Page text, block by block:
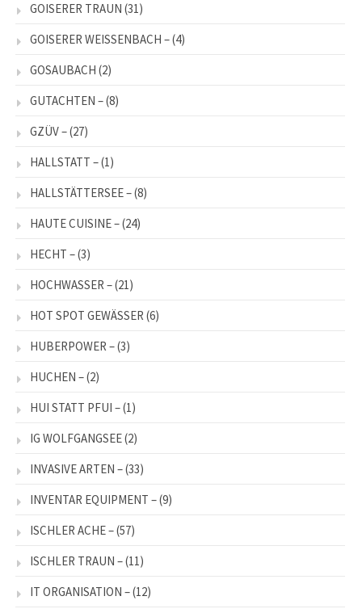
GOISERER TRAUN (31)
GOISERER WEISSENBACH –(4)
GOSAUBACH (2)
GUTACHTEN –(8)
GZÜV –(27)
HALLSTATT –(1)
HALLSTÄTTERSEE –(8)
HAUTE CUISINE –(24)
HECHT –(3)
HOCHWASSER –(21)
HOT SPOT GEWÄSSER (6)
HUBERPOWER –(3)
HUCHEN –(2)
HUI STATT PFUI –(1)
IG WOLFGANGSEE(2)
INVASIVE ARTEN –(33)
INVENTAR EQUIPMENT –(9)
ISCHLER ACHE –(57)
ISCHLER TRAUN –(11)
IT ORGANISATION –(12)